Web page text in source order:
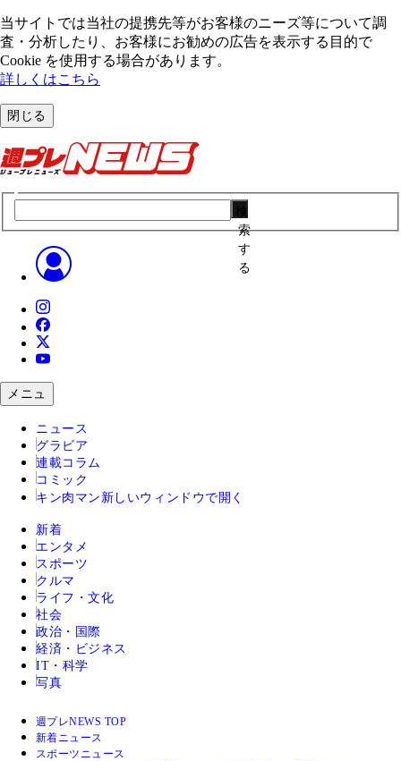
当サイトでは当社の提携先等がお客様のニーズ等について調
査・分析したり、お客様にお勧めの広告を表⽰する⽬的で
Cookie を使⽤する場合があります。
詳しくはこちら
閉じる
索
す
る
メニュ
ニュース
グラビア
連載コラム
コミック
キン肉マン 新しいウィンドウで開く
新着
エンタメ
スポーツ
クルマ
ライフ・文化
社会
政治・国際
経済・ビジネス
IT・科学
写真
週プレNEWS TOP
新着ニュース
スポーツニュース